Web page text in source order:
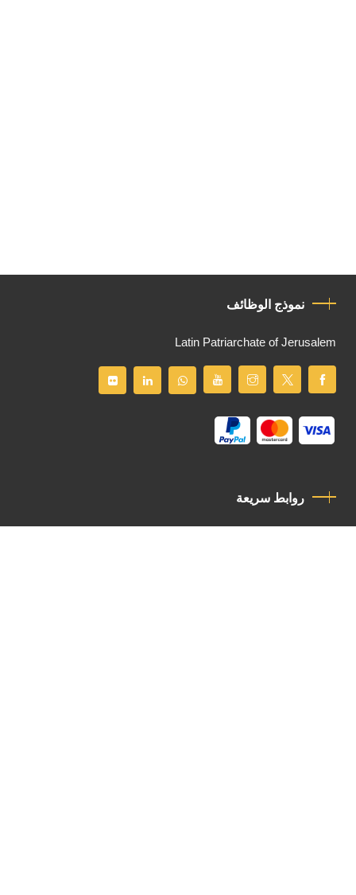
نموذج الوظائف
Latin Patriarchate of Jerusalem
روابط سريعة